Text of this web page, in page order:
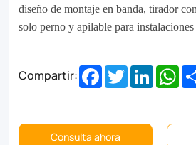
diseño de montaje en banda, tirador
solo perno y apilable para
Compartir: Facebook
TwitterLinkedIn
Consulta ahora